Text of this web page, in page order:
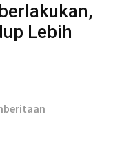
Lebih